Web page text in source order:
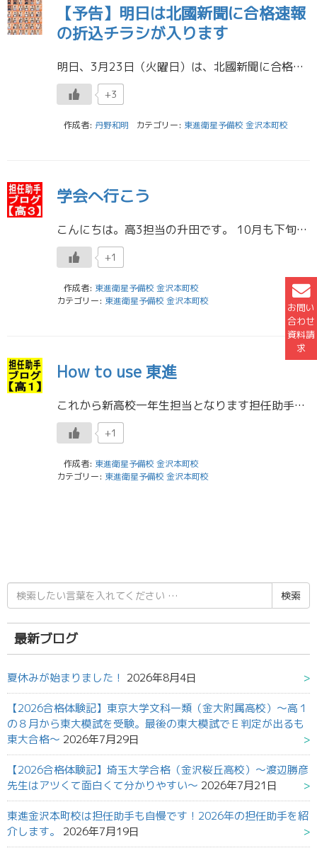
お問い
合わせ
資料請
求
【予告】明日は北國新聞に合格速報
の折込チラシが入ります
明日、3月23日（火曜日）は、北國新聞に合格速報チラシが入ります。 金沢本町校・金沢有松校・松任駅前校・小松駅前校の４校舎の合格者が掲載されています。 （卒業生の皆さんで、チラシに掲載された人は、チラシが欲しければ連絡を […]
+3
作成者: 丹野和明 カテゴリー: 東進衛星予備校 金沢本町校
学会へ行こう
こんにちは。高3担当の升田です。 10月も下旬になり、だいぶ寒くなってきましたが、体調は崩れていないですか？体調不良で寝込んでいる時間も他の受験生は有効的に活用しています。くだらない理由で差をつけられないためにも、体調管 […]
+1
作成者: 東進衛星予備校 金沢本町校
カテゴリー: 東進衛星予備校 金沢本町校
How to use 東進
これから新高校一年生担当となります担任助手の池田です。 自分は能開、東進を経て今スタッフとして働いています。 高校は二水高校出身です。 部活動は中学から高校までサッカー部でした。 大学ではバレーボールをしています。 僕は […]
+1
作成者: 東進衛星予備校 金沢本町校
カテゴリー: 東進衛星予備校 金沢本町校
検
索
結
果:
最新ブログ
夏休みが始まりました！ 2026年8月4日
【2026合格体験記】東京大学文科一類（金大附属高校）～高１
の８月から東大模試を受験。最後の東大模試でＥ判定が出るも
東大合格～ 2026年7月29日
【2026合格体験記】埼玉大学合格（金沢桜丘高校）～渡辺勝彦
先生はアツくて面白くて分かりやすい～ 2026年7月21日
東進金沢本町校は担任助手も自慢です！2026年の担任助手を紹
介します。
2026年7月19日